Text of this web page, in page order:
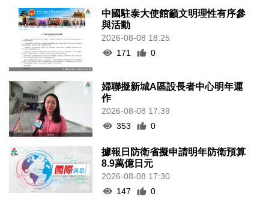
中國駐泰大使館籲文明理性有序參
與活動
2026-08-08 18:25
171
0
婦聯擬新城A區設長者中心明年運
作
2026-08-08 17:39
353
0
據報日防衛省擬申請明年防衛預算
8.9萬億日元
2026-08-08 17:30
147
0